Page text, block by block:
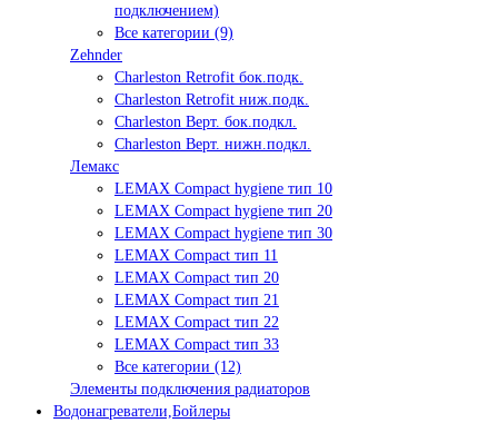
подключением)
Все категории (9)
Zehnder
Charleston Retrofit бок.подк.
Charleston Retrofit ниж.подк.
Charleston Верт. бок.подкл.
Charleston Верт. нижн.подкл.
Лемакс
LEMAX Compact hygiene тип 10
LEMAX Compact hygiene тип 20
LEMAX Compact hygiene тип 30
LEMAX Compact тип 11
LEMAX Compact тип 20
LEMAX Compact тип 21
LEMAX Compact тип 22
LEMAX Compact тип 33
Все категории (12)
Элементы подключения радиаторов
Водонагреватели,Бойлеры